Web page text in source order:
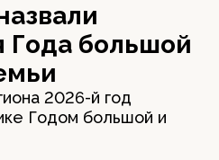
Года большой
2026-й год
Годом большой и